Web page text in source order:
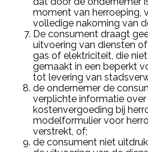
moment van herroeping,
volledige nakoming van
De consument draagt
uitvoering van diensten
gas of elektriciteit, die
gemaakt in een beperkt
tot levering van
de ondernemer de
verplichte informatie
kostenvergoeding bij
modelformulier voor
verstrekt, of;
de consument niet